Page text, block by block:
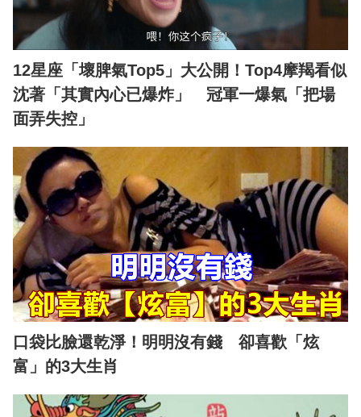
12星座「壞脾氣Top5」大公開！Top4摩羯看似
沈著「其實內心已爆炸」 冠軍一爆氣「把場
面弄失控」
口袋比臉還乾淨！明明沒有錢 卻喜歡「炫
富」的3大生肖